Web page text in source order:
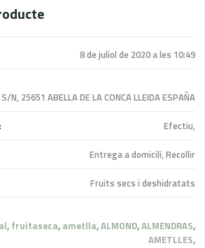
8 de juliol de 2020 a les 10:49
N, 25651 ABELLA DE LA CONCA LLEIDA ESPAÑA
Efectiu,
Entrega a domicili, Recollir
Fruits secs i deshidratats
, fruitaseca, ametlla,ALMOND,ALMENDRAS,
AMETLLES,